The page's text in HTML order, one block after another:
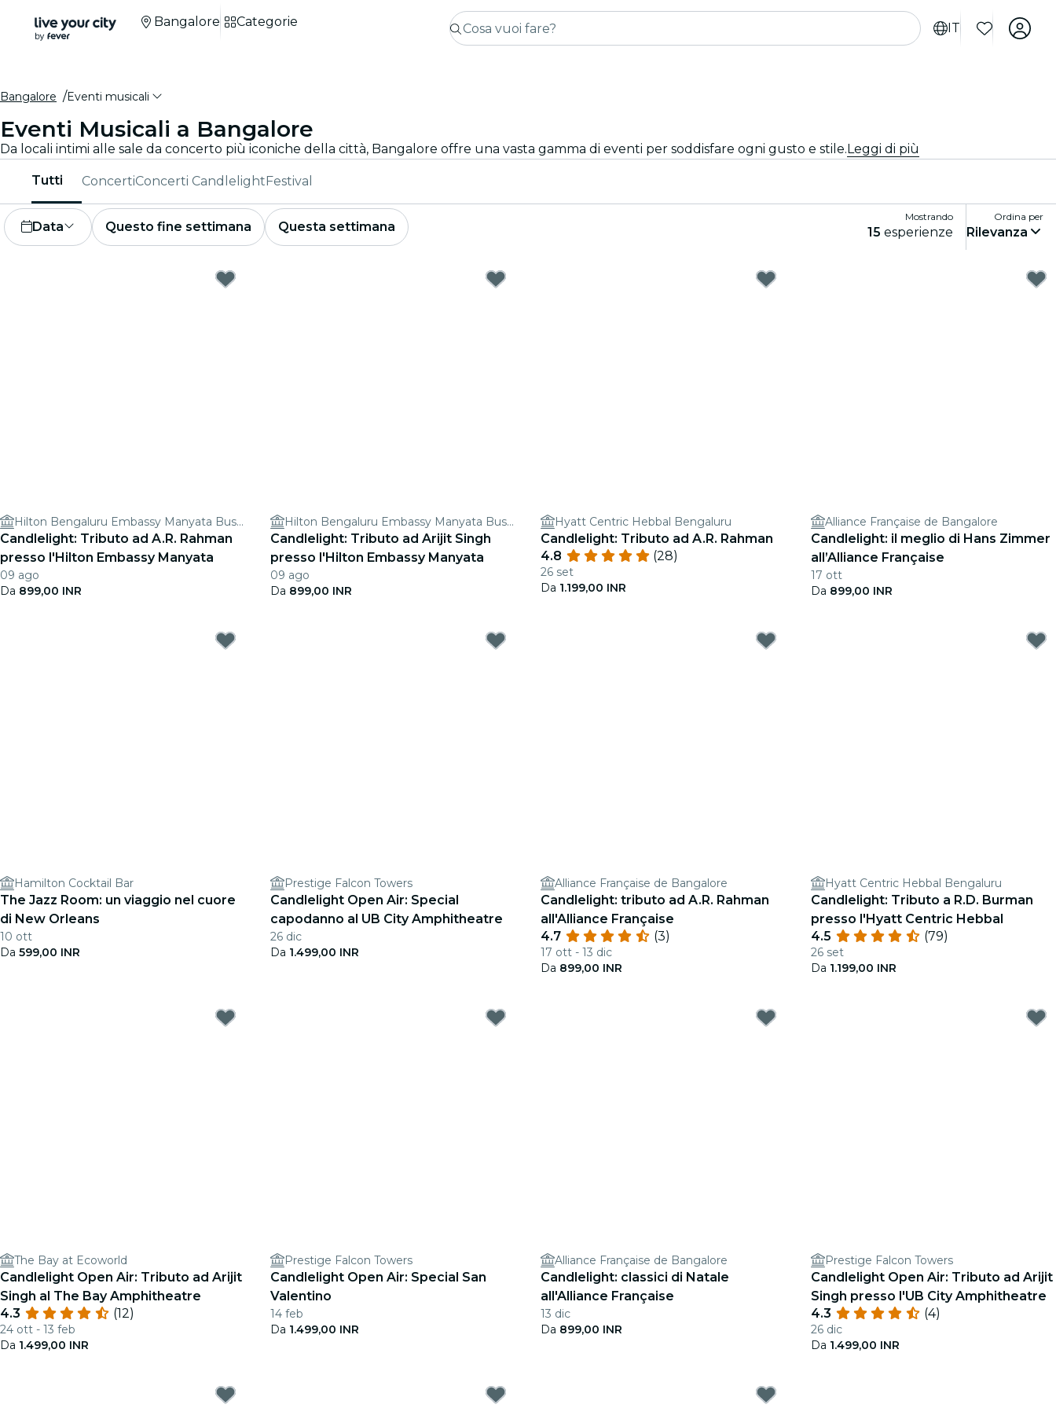
IT
Bangalore Categorie
Bangalore Eventi musicali
Eventi Musicali a Bangalore
Da locali intimi alle sale da concerto più iconiche della città, Bangalore offre una vasta gamma di eventi per soddisfare ogni gusto e stile.Leggi di più
Tutti ConcertiConcerti CandlelightFestival
Data Questo fine settimana Questa settimana
Mostrando
15 esperienze
Ordina per
Rilevanza
Hilton Bengaluru Embassy Manyata Business Park
Candlelight: Tributo ad A.R. Rahman
presso l'Hilton Embassy Manyata
09 ago
Da 899,00 INR
Hilton Bengaluru Embassy Manyata Business Park
Candlelight: Tributo ad Arijit Singh
presso l'Hilton Embassy Manyata
09 ago
Da 899,00 INR
Hyatt Centric Hebbal Bengaluru
Candlelight: Tributo ad A.R. Rahman
4.8
(28)
26 set
Da 1.199,00 INR
Alliance Française de Bangalore
Candlelight: il meglio di Hans Zimmer
all’Alliance Française
17 ott
Da 899,00 INR
Hamilton Cocktail Bar
The Jazz Room: un viaggio nel cuore
di New Orleans
10 ott
Da 599,00 INR
Prestige Falcon Towers
Candlelight Open Air: Special
capodanno al UB City Amphitheatre
26 dic
Da 1.499,00 INR
Alliance Française de Bangalore
Candlelight: tributo ad A.R. Rahman
all'Alliance Française
4.7
(3)
17 ott - 13 dic
Da 899,00 INR
Hyatt Centric Hebbal Bengaluru
Candlelight: Tributo a R.D. Burman
presso l'Hyatt Centric Hebbal
4.5
(79)
26 set
Da 1.199,00 INR
The Bay at Ecoworld
Candlelight Open Air: Tributo ad Arijit
Singh al The Bay Amphitheatre
4.3
(12)
24 ott - 13 feb
Da 1.499,00 INR
Prestige Falcon Towers
Candlelight Open Air: Special San
Valentino
14 feb
Da 1.499,00 INR
Alliance Française de Bangalore
Candlelight: classici di Natale
all'Alliance Française
13 dic
Da 899,00 INR
Prestige Falcon Towers
Candlelight Open Air: Tributo ad Arijit
Singh presso l'UB City Amphitheatre
4.3
(4)
26 dic
Da 1.499,00 INR